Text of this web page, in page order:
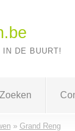
DE BUURT!
Zoeken
» Grand Reng